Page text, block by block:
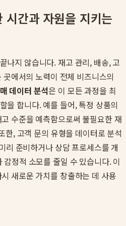
시간과 자원을 지키는
나지 않습니다. 재고 관리, 배송, 고
에서의 노력이 전체 비즈니스의
데이터 분석은 이 모든 과정을 최
을 합니다. 예를 들어, 특정 상품의
수준을 예측함으로써 불필요한 재
한, 고객 문의 유형을 데이터로 분석
리 준비하거나 상담 프로세스를 개
정적 소모를 줄일 수 있습니다. 이
새로운 가치를 창출하는 데 사용